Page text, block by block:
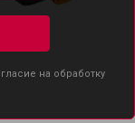
на обработку